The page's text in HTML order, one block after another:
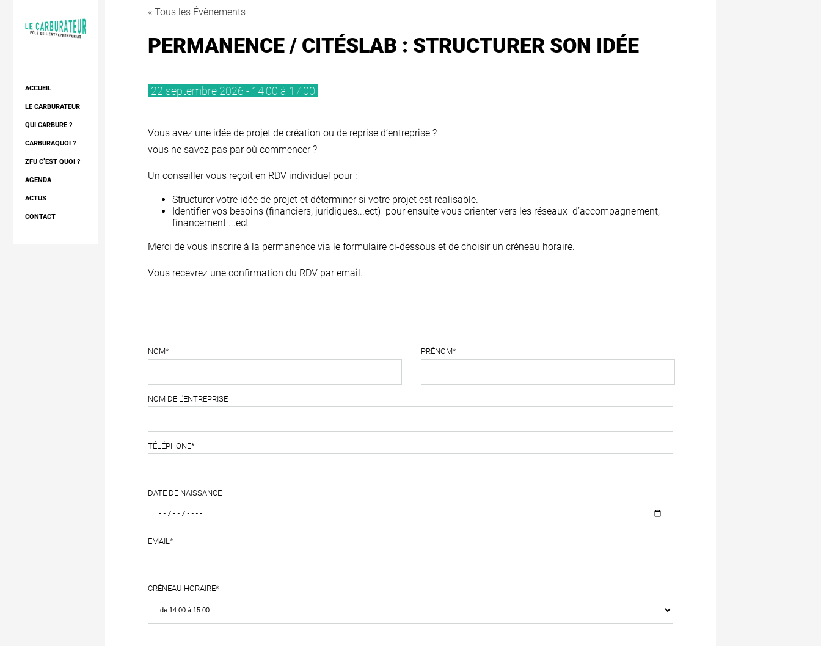
ACCUEIL
LE CARBURATEUR
DIAGNOSTIC
CONSEIL ET APPUI
RÉSIDENCE
RÉSEAU
L’ESPACE
FORMATIONS
QUI CARBURE ?
LES RÉSIDENTS
LES EXPERTS
CARBURAQUOI ?
LE PROJET
LE QUARTIER
NOTRE RÉSEAU
ZFU C’EST QUOI ?
AGENDA
ACTUS
CONTACT
« Tous les Évènements
PERMANENCE / CITÉSLAB : STRUCTURER SON IDÉE
22 septembre 2026 - 14:00 à 17:00
Vous avez une idée de projet de création ou de reprise d’entreprise ?
vous ne savez pas par où commencer ?
Un conseiller vous reçoit en RDV individuel pour :
Structurer votre idée de projet et déterminer si votre projet est réalisable.
Identifier vos besoins (financiers, juridiques...ect) pour ensuite vous orienter vers les réseaux d’accompagnement,
financement ...ect
Merci de vous inscrire à la permanence via le formulaire ci-dessous et de choisir un créneau horaire.
Vous recevrez une confirmation du RDV par email.
NOM* PRÉNOM*
NOM DE L'ENTREPRISE
TÉLÉPHONE*
DATE DE NAISSANCE
EMAIL*
CRÉNEAU HORAIRE*